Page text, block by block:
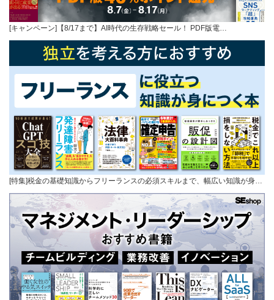
[キャンペーン]【8/17まで】AI時代の生存戦略セール！ PDF版電…
[特集]税金の基礎知識からフリーランスの必須スキルまで、幅広い知識が身…